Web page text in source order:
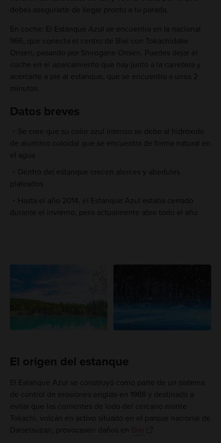
debes asegurarte de llegar pronto a tu parada.
En coche: El Estanque Azul se encuentra en la nacional
966, que conecta el centro de Biei con Tokachidake
Onsen, pasando por Shirogane Onsen. Puedes dejar el
coche en el aparcamiento que hay junto a la carretera y
acercarte a pie al estanque, que se encuentra a unos 2
minutos.
Datos breves
Se cree que su color azul intenso se debe al hidróxido
de aluminio coloidal que se encuentra de forma natural en
el agua
Dentro del estanque crecen alerces y abedules
plateados
Hasta el año 2014, el Estanque Azul estaba cerrado
durante el invierno, pero actualmente abre todo el año
El origen del estanque
El Estanque Azul se construyó como parte de un sistema
de control de erosiones erigido en 1988 y destinado a
evitar que las corrientes de lodo del cercano monte
Tokachi, volcán en activo situado en el parque nacional de
Daisetsuzan, provocasen daños en Biei